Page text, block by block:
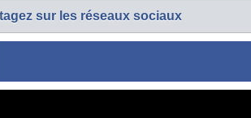
sur les réseaux sociaux